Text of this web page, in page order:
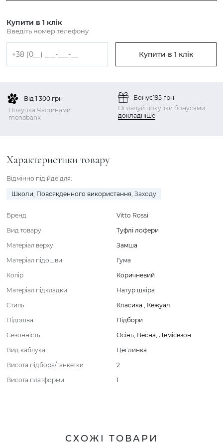
Купити в 1 клік
Введіть номер телефону
Купити в 1 клік
Від 1 300 грн
Покупка Частинами
monobank
Бонус195 грн
Оплачуй покупки бонусами
докладніше
Характеристики товару
Відмінно підійде для:
Школи, Повсякденного використання, Заходу
Бренд
Vitto Rossi
Вид товару
Туфлі лофери
Матеріал верху
Замша
Матеріал підошви
Гума
Колір
Коричневий
Матеріал підкладки
Натур.шкіра
Стиль
Класика , Кежуал
Підошва
Підбори
Сезонність
Осінь, Весна, Демісезон
Вид каблука
Цеглинка
Висота підбора/танкетки
2
Висота платформи
1
СХОЖІ ТОВАРИ